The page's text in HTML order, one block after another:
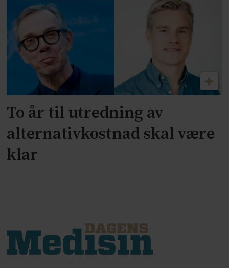
To år til utredning av
alternativkostnad skal være
klar